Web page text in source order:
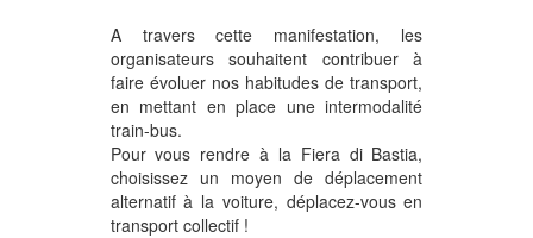
A travers cette manifestation, les
organisateurs souhaitent contribuer à
faire évoluer nos habitudes de transport,
en mettant en place une intermodalité
train-bus.
Pour vous rendre à la Fiera di Bastia,
choisissez un moyen de déplacement
alternatif à la voiture, déplacez-vous en
transport collectif !